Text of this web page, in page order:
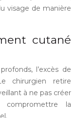
visage de manière
cutané
l’excès de
chirurgien retire
à ne pas créer
compromettre la